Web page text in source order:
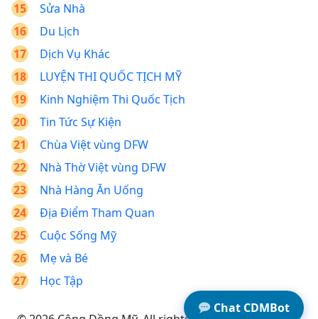
Sửa Nhà
Du Lịch
Dịch Vụ Khác
LUYỆN THI QUỐC TỊCH MỸ
Kinh Nghiệm Thi Quốc Tịch
Tin Tức Sự Kiện
Chùa Việt vùng DFW
Nhà Thờ Việt vùng DFW
Nhà Hàng Ăn Uống
Địa Điểm Tham Quan
Cuộc Sống Mỹ
Mẹ và Bé
Học Tập
Chat CDMBot